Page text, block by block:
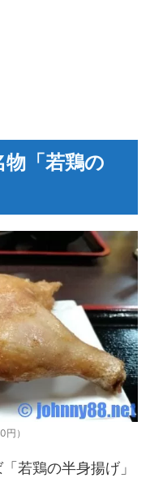
「若鶏の
）
若鶏の半身揚げ」